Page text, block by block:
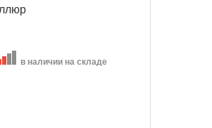
в наличии на складе